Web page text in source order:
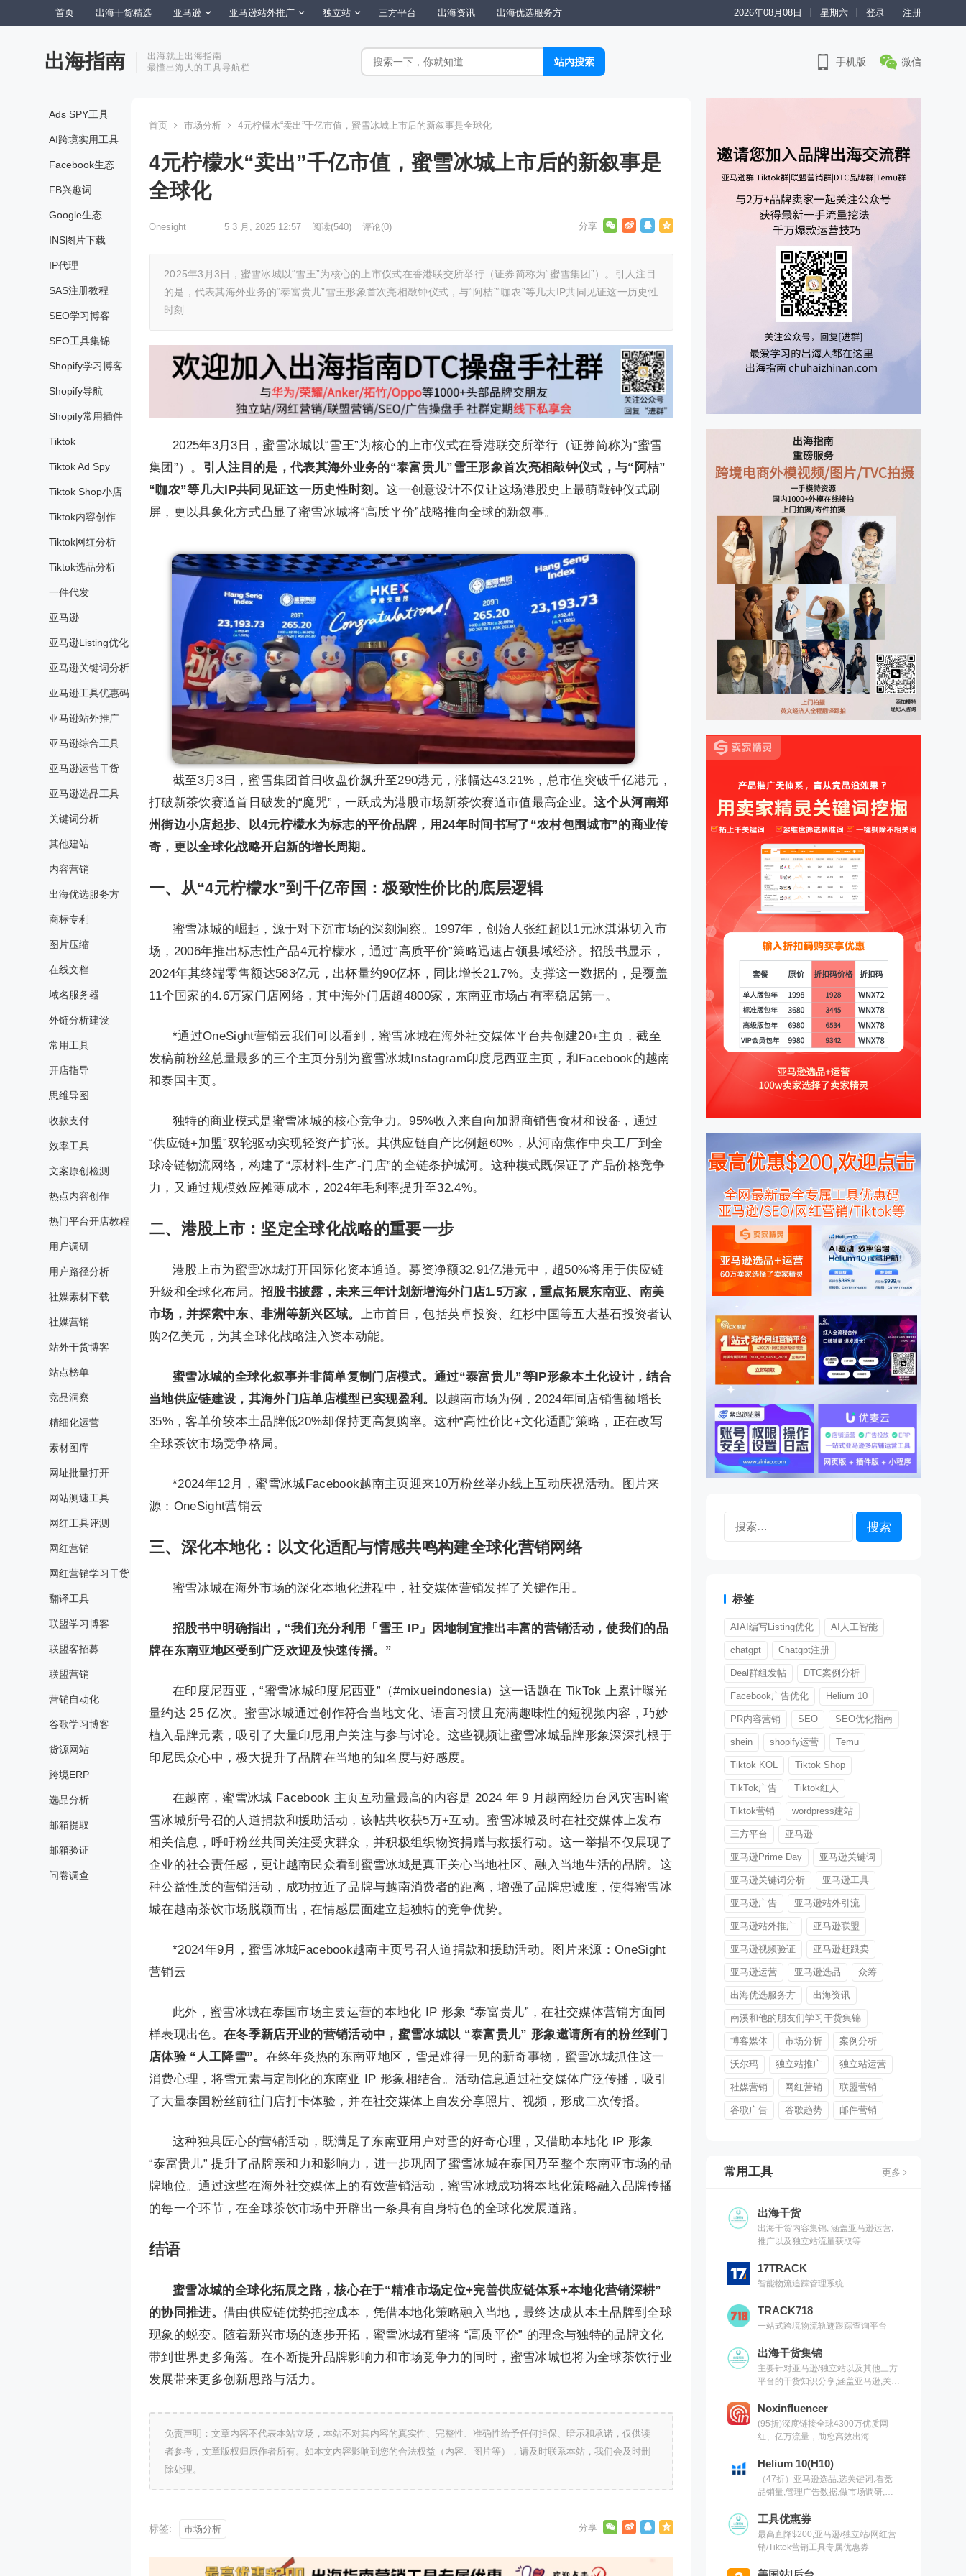
首页 出海干货精选 亚马逊 亚马逊站外推广 独立站 三方平台 出海资讯 出海优选服务方 2026年08月08日 星期六 登录 注册
出海指南
出海就上出海指南
最懂出海人的工具导航栏
手机版 微信
Ads SPY工具
AI跨境实用工具
Facebook生态
FB兴趣词
Google生态
INS图片下载
IP代理
SAS注册教程
SEO学习博客
SEO工具集锦
Shopify学习博客
Shopify导航
Shopify常用插件
Tiktok
Tiktok Ad Spy
Tiktok Shop小店
Tiktok内容创作
Tiktok网红分析
Tiktok选品分析
一件代发
亚马逊
亚马逊Listing优化
亚马逊关键词分析
亚马逊工具优惠码
亚马逊站外推广
亚马逊综合工具
亚马逊运营干货
亚马逊选品工具
关键词分析
其他建站
内容营销
出海优选服务方
商标专利
图片压缩
在线文档
域名服务器
外链分析建设
常用工具
开店指导
思维导图
收款支付
效率工具
文案原创检测
热点内容创作
热门平台开店教程
用户调研
用户路径分析
社媒素材下载
社媒营销
站外干货博客
站点榜单
竞品洞察
精细化运营
素材图库
网址批量打开
网站测速工具
网红工具评测
网红营销
网红营销学习干货
翻译工具
联盟学习博客
联盟客招募
联盟营销
营销自动化
谷歌学习博客
货源网站
跨境ERP
选品分析
邮箱提取
邮箱验证
问卷调查
首页 市场分析 4元柠檬水“卖出”千亿市值，蜜雪冰城上市后的新叙事是全球化
4元柠檬水“卖出”千亿市值，蜜雪冰城上市后的新叙事是
全球化
Onesight 5 3 月, 2025 12:57 阅读(540) 评论(0)
2025年3月3日，蜜雪冰城以“雪王”为核心的上市仪式在香港联交所举行（证券简称为“蜜雪集团”）。引人注目
的是，代表其海外业务的“泰富贵儿”雪王形象首次亮相敲钟仪式，与“阿桔”“咖农”等几大IP共同见证这一历史性
时刻
2025年3月3日，蜜雪冰城以“雪王”为核心的上市仪式在香港联交所举行（证券简称为“蜜雪
集团”）。 引人注目的是，代表其海外业务的“泰富贵儿”雪王形象首次亮相敲钟仪式，与“阿桔”
“咖农”等几大IP共同见证这一历史性时刻。 这一创意设计不仅让这场港股史上最萌敲钟仪式刷
屏，更以具象化方式凸显了蜜雪冰城将“高质平价”战略推向全球的新叙事。
截至3月3日，蜜雪集团首日收盘价飙升至290港元，涨幅达43.21%，总市值突破千亿港元，
打破新茶饮赛道首日破发的“魔咒”，一跃成为港股市场新茶饮赛道市值最高企业。这个从河南郑
州街边小店起步、以4元柠檬水为标志的平价品牌，用24年时间书写了“农村包围城市”的商业传
奇，更以全球化战略开启新的增长周期。
一、从“4元柠檬水”到千亿帝国：极致性价比的底层逻辑
蜜雪冰城的崛起，源于对下沉市场的深刻洞察。1997年，创始人张红超以1元冰淇淋切入市
场，2006年推出标志性产品4元柠檬水，通过“高质平价”策略迅速占领县域经济。招股书显示，
2024年其终端零售额达583亿元，出杯量约90亿杯，同比增长21.7%。支撑这一数据的，是覆盖
11个国家的4.6万家门店网络，其中海外门店超4800家，东南亚市场占有率稳居第一。
*通过OneSight营销云我们可以看到，蜜雪冰城在海外社交媒体平台共创建20+主页，截至
发稿前粉丝总量最多的三个主页分别为蜜雪冰城Instagram印度尼西亚主页，和Facebook的越南
和泰国主页。
独特的商业模式是蜜雪冰城的核心竞争力。95%收入来自向加盟商销售食材和设备，通过
“供应链+加盟”双轮驱动实现轻资产扩张。其供应链自产比例超60%，从河南焦作中央工厂到全
球冷链物流网络，构建了“原材料-生产-门店”的全链条护城河。这种模式既保证了产品价格竞争
力，又通过规模效应摊薄成本，2024年毛利率提升至32.4%。
二、港股上市：坚定全球化战略的重要一步
港股上市为蜜雪冰城打开国际化资本通道。募资净额32.91亿港元中，超50%将用于供应链
升级和全球化布局。 招股书披露，未来三年计划新增海外门店1.5万家，重点拓展东南亚、南美
市场，并探索中东、非洲等新兴区域。
上市首日，包括英卓投资、红杉中国等五大基石投资者认
购2亿美元，为其全球化战略注入资本动能。
蜜雪冰城的全球化叙事并非简单复制门店模式。通过“泰富贵儿”等IP形象本土化设计，结合
当地供应链建设，其海外门店单店模型已实现盈利。
以越南市场为例，2024年同店销售额增长
35%，客单价较本土品牌低20%却保持更高复购率。这种“高性价比+文化适配”策略，正在改写
全球茶饮市场竞争格局。
*2024年12月，蜜雪冰城Facebook越南主页迎来10万粉丝举办线上互动庆祝活动。图片来
源：OneSight营销云
三、深化本地化： 以文化适配与情感共鸣构建全球化营销网络
蜜雪冰城在海外市场的深化本地化进程中，社交媒体营销发挥了关键作用。
招股书中明确指出，“我们充分利用「雪王 IP」因地制宜推出丰富的营销活动，使我们的品
牌在东南亚地区受到广泛欢迎及快速传播。”
在印度尼西亚，“蜜雪冰城印度尼西亚”（#mixueindonesia）这一话题在 TikTok 上累计曝光
量约达 25 亿次。蜜雪冰城通过创作符合当地文化、语言习惯且充满趣味性的短视频内容，巧妙
植入品牌元素，吸引了大量印尼用户关注与参与讨论。这些视频让蜜雪冰城品牌形象深深扎根于
印尼民众心中，极大提升了品牌在当地的知名度与好感度。
在越南，蜜雪冰城 Facebook 主页互动量最高的内容是 2024 年 9 月越南经历台风灾害时蜜
雪冰城所号召的人道捐款和援助活动，该帖共收获5万+互动。蜜雪冰城及时在社交媒体上发布
相关信息，呼吁粉丝共同关注受灾群众，并积极组织物资捐赠与救援行动。这一举措不仅展现了
企业的社会责任感，更让越南民众看到蜜雪冰城是真正关心当地社区、融入当地生活的品牌。这
种公益性质的营销活动，成功拉近了品牌与越南消费者的距离，增强了品牌忠诚度，使得蜜雪冰
城在越南茶饮市场脱颖而出，在情感层面建立起独特的竞争优势。
*2024年9月，蜜雪冰城Facebook越南主页号召人道捐款和援助活动。图片来源：OneSight
营销云
此外，蜜雪冰城在泰国市场主要运营的本地化 IP 形象 “泰富贵儿”，在社交媒体营销方面同
样表现出色。 在冬季新店开业的营销活动中，蜜雪冰城以 “泰富贵儿” 形象邀请所有的粉丝到门
店体验 “人工降雪”。 在终年炎热的东南亚地区，雪是难得一见的新奇事物，蜜雪冰城抓住这一
消费心理，将雪元素与定制化的东南亚 IP 形象相结合。活动信息通过社交媒体广泛传播，吸引
了大量泰国粉丝前往门店打卡体验，并在社交媒体上自发分享照片、视频，形成二次传播。
这种独具匠心的营销活动，既满足了东南亚用户对雪的好奇心理，又借助本地化 IP 形象
“泰富贵儿” 提升了品牌亲和力和影响力，进一步巩固了蜜雪冰城在泰国乃至整个东南亚市场的品
牌地位。通过这些在海外社交媒体上的有效营销活动，蜜雪冰城成功将本地化策略融入品牌传播
的每一个环节，在全球茶饮市场中开辟出一条具有自身特色的全球化发展道路。
结语
蜜雪冰城的全球化拓展之路，核心在于“精准市场定位+完善供应链体系+本地化营销深耕”
的协同推进。 借由供应链优势把控成本，凭借本地化策略融入当地，最终达成从本土品牌到全球
现象的蜕变。随着新兴市场的逐步开拓，蜜雪冰城有望将 “高质平价” 的理念与独特的品牌文化
带到世界更多角落。在不断提升品牌影响力和市场竞争力的同时，蜜雪冰城也将为全球茶饮行业
发展带来更多创新思路与活力。
免责声明：文章内容不代表本站立场，本站不对其内容的真实性、完整性、准确性给予任何担保、暗示和承诺，仅供读
者参考，文章版权归原作者所有。如本文内容影响到您的合法权益（内容、图片等），请及时联系本站，我们会及时删
除处理。
标签: 市场分析
标签
AIAI编写Listing优化 AI人工智能
chatgpt Chatgpt注册
Deal群组发帖 DTC案例分析
Facebook广告优化 Helium 10
PR内容营销 SEO SEO优化指南
shein shopify运营 Temu
Tiktok KOL Tiktok Shop
TikTok广告 Tiktok红人
Tiktok营销 wordpress建站
三方平台 亚马逊
亚马逊Prime Day 亚马逊关键词
亚马逊关键词分析 亚马逊工具
亚马逊广告 亚马逊站外引流
亚马逊站外推广 亚马逊联盟
亚马逊视频验证 亚马逊赶跟卖
亚马逊运营 亚马逊选品 众筹
出海优选服务方 出海资讯
南溪和他的朋友们学习干货集锦
博客媒体 市场分析 案例分析
沃尔玛 独立站推广 独立站运营
社媒营销 网红营销 联盟营销
谷歌广告 谷歌趋势 邮件营销
常用工具 更多
出海干货
出海干货内容集锦, 涵盖亚马逊运营,
推广以及独立站流量获取等
17TRACK
智能物流追踪管理系统
TRACK718
一站式跨境物流轨迹跟踪查询平台
出海干货集锦
主要针对亚马逊/独立站以及其他三方
平台的干货知识分享,涵盖亚马逊,关键
具以及出海干货集锦,欢迎关注
Noxinfluencer
(95折)深度链接全球4300万优质网
红、亿万流量，助您高效出海
Helium 10(H10)
（47折）亚马逊选品,选关键词,看竞
品销量,管理广告数据,做市场调研,有
工具优惠券
最高直降$200,亚马逊/独立站/网红营
销/Tiktok营销工具专属优惠券